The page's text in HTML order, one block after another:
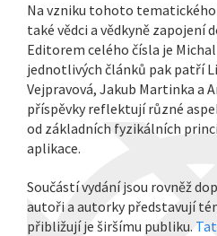
Na vzniku tohoto
také vědci a vědkyně zapojení
Editorem celého čísla je
jednotlivých článků pak patří
Vejpravová, Jakub Martinka a
příspěvky reflektují různé
od základních fyzikálních
aplikace.
Součástí vydání jsou rovněž
autoři a autorky představují
přibližují je širšímu publiku.